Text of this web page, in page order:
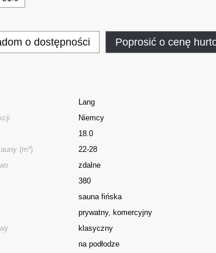
o dostępności Poprosić o cenę
Lang
Niemcy
18.0
(m³)
22-28
zdalne
380
sauna fińska
prywatny, komercyjny
klasyczny
na podłodze